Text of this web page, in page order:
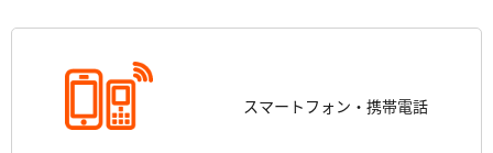
スマートフォン・ 携帯電話